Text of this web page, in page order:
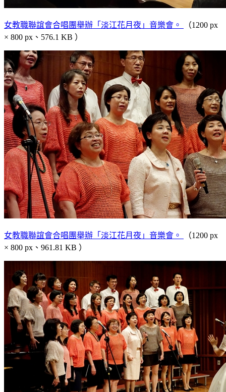
女教職聯誼會合唱團舉辦「淡江花月夜」音樂會。
（1200 px
× 800 px、576.1 KB ）
女教職聯誼會合唱團舉辦「淡江花月夜」音樂會。
（1200 px
× 800 px、961.81 KB ）